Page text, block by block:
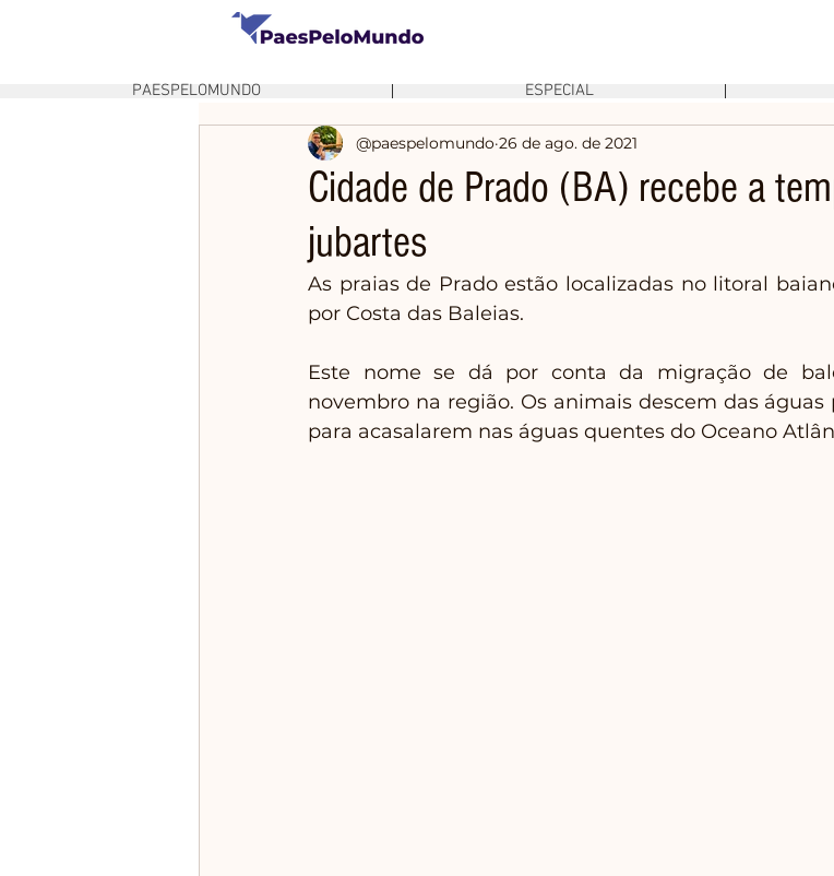
PAESPELOMUNDO ESPECIAL
Cidade de Prado (BA) recebe a
jubartes
@paespelomundo 26 de ago. de 2021
As praias de Prado estão localizadas no litoral
por Costa das Baleias.
Este nome se dá por conta da migração de
novembro na região. Os animais descem das
para acasalarem nas águas quentes do Oceano